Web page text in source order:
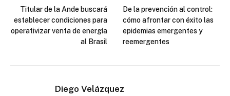
Titular de la Ande buscará
establecer condiciones para
operativizar venta de energía
al Brasil
De la prevención al control:
cómo afrontar con éxito las
epidemias emergentes y
reemergentes
Diego Velázquez